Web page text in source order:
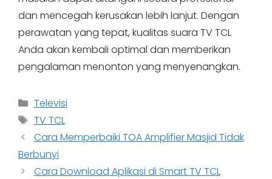
dan mencegah kerusakan lebih lanjut. Dengan
perawatan yang tepat, kualitas suara TV TCL
Anda akan kembali optimal dan memberikan
pengalaman menonton yang menyenangkan.
Categories
Televisi
Tags
TV TCL
Cara Memperbaiki TOA Amplifier Masjid Tidak
Berbunyi
Cara Download Aplikasi di Smart TV TCL